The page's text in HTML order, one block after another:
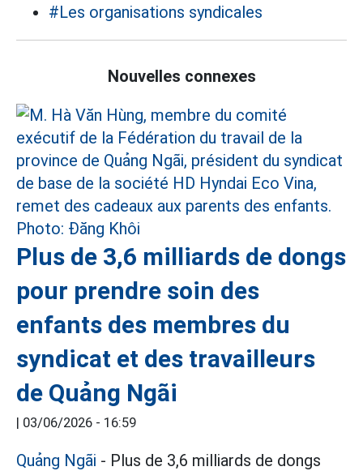
#Les organisations syndicales
Nouvelles connexes
Plus de 3,6 milliards de dongs
pour prendre soin des
enfants des membres du
syndicat et des travailleurs
de Quảng Ngãi
| 03/06/2026 - 16:59
Quảng Ngãi - Plus de 3,6 milliards de dongs